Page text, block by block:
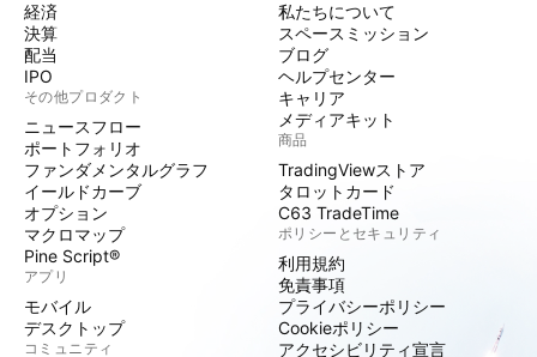
経済
決算
配当
IPO
その他プロダクト
ニュースフロー
ポートフォリオ
ファンダメンタルグラフ
イールドカーブ
オプション
マクロマップ
Pine Script®
アプリ
モバイル
デスクトップ
コミュニティ
私たちについて
スペースミッション
ブログ
ヘルプセンター
キャリア
メディアキット
商品
TradingViewストア
タロットカード
C63 TradeTime
ポリシーとセキュリティ
利用規約
免責事項
プライバシーポリシー
Cookieポリシー
アクセシビリティ宣言